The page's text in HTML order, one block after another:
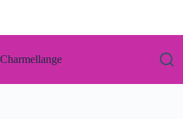
Charmellange